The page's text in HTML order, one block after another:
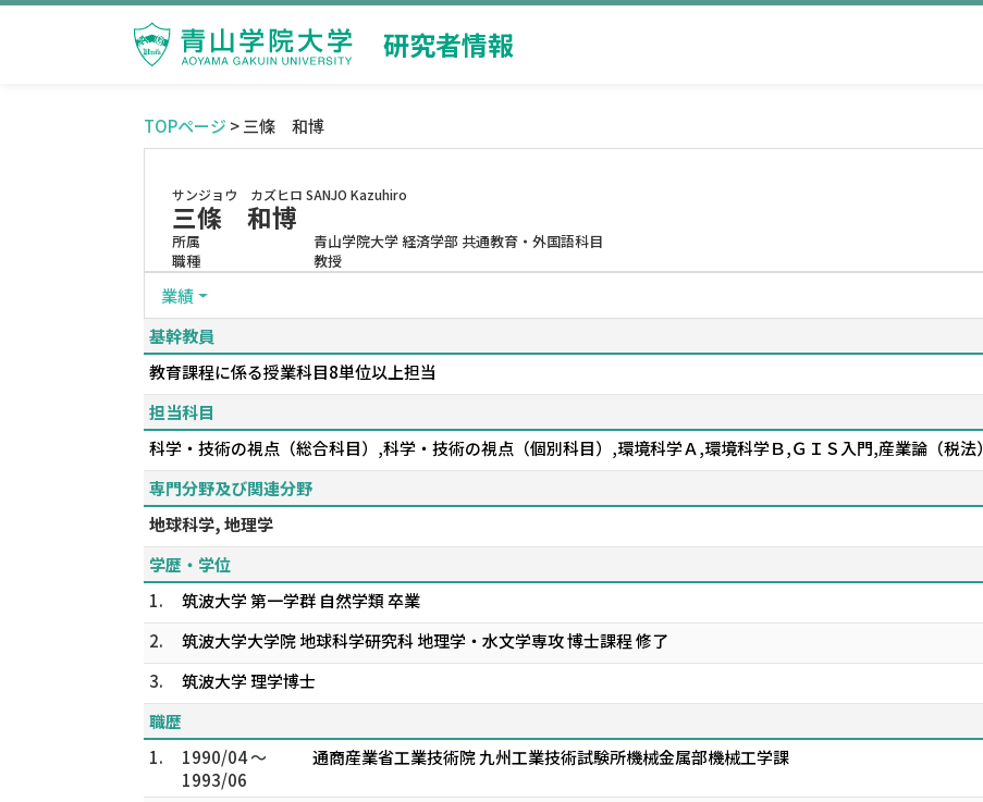
研究者情報
TOPページ > 三條 和博
サンジョウ カズヒロ SANJO Kazuhiro
三條 和博
所属
青山学院大学 経済学部 共通教育・外国語科目
職種
教授
業績
基幹教員
教育課程に係る授業科目8単位以上担当
担当科目
科学・技術の視点（総合科目）,科学・技術の視点（個別科目）,環境科学Ａ,環境科学Ｂ,ＧＩＳ入門,産業論（税法）
専門分野及び関連分野
地球科学, 地理学
学歴・学位
1.
筑波大学 第一学群 自然学類 卒業
2.
筑波大学大学院 地球科学研究科 地理学・水文学専攻 博士課程 修了
3.
筑波大学 理学博士
職歴
1.
1990/04 ～
1993/06
通商産業省工業技術院 九州工業技術試験所機械金属部機械工学課